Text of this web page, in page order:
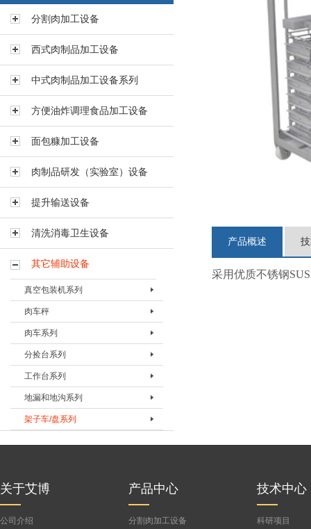
分割肉加工设备
西式肉制品加工设备
中式肉制品加工设备系列
方便油炸调理食品加工设备
面包糠加工设备
肉制品研发（实验室）设备
提升输送设备
清洗消毒卫生设备
其它辅助设备
真空包装机系列
真空包装机BVPJ-350TS
真空包装机BVPJ-500TS
真空包装机BVPJ-400
真空包装机BVPJ-500DS
真空包装机BVPJ-500
真空包装机BVPJ-680
真空袋检测器BQXQ-I
肉车秤
肉车秤BRCC-300
肉车系列
肉车BRC-120B
肉车BRC-200A
肉车BRC-200B
肉车BRC-300B
分捡台系列
分检台BFJT-1
分捡台BFJT-2
工作台系列
包装工作台BBZT-1
灌肠工作台BGZT-2
地漏和地沟系列
地漏BDL-I
架子车/盘系列
烟熏车(七层带蒸盘)
产品概述
采用优质不锈钢
关于艾博
公司介绍
产品中心
分割肉加工设备
技术中心
科研项目